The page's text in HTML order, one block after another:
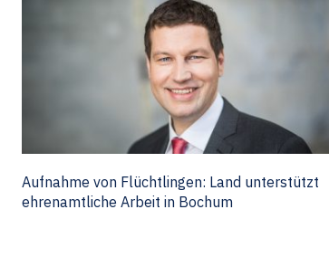
Aufnahme von Flüchtlingen: Land unterstützt
ehrenamtliche Arbeit in Bochum